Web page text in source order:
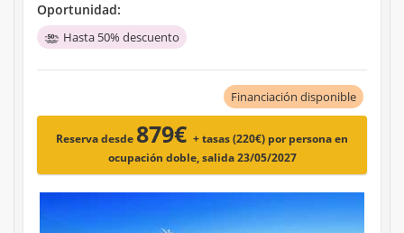
Oportunidad:
Hasta 50% descuento
Financiación disponible
Reserva desde 879€ + tasas (220€) por persona en
ocupación doble, salida 23/05/2027